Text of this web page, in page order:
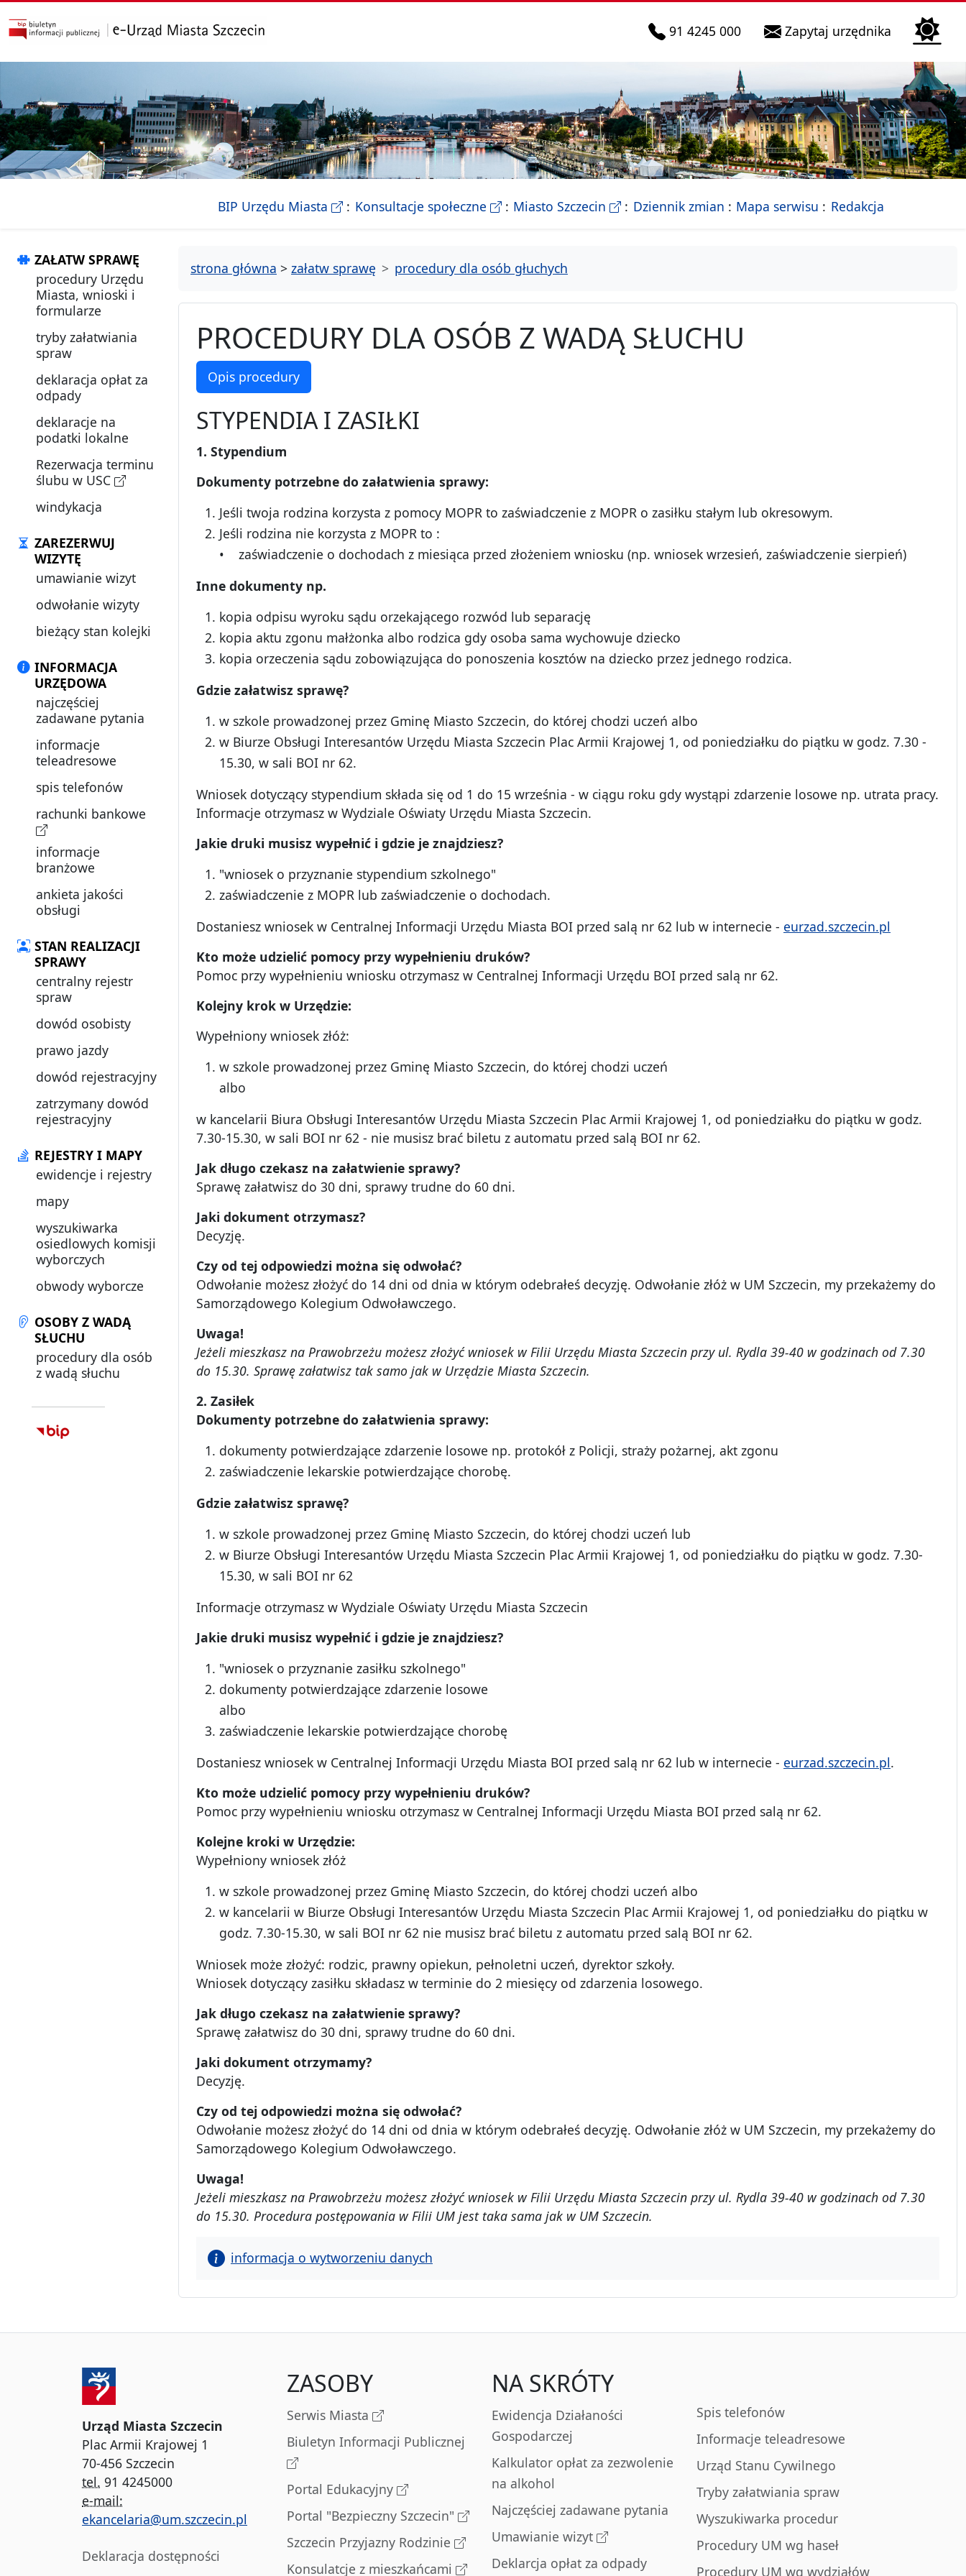
przejdź do głównego menu
telefon do infolinii:
91 4245 000 Zapytaj urzędnika Biura
BIP Urzędu Miasta - Biletyn Informacji Publicznej Urzedu Miasta Szczecin
Konsultacje społeczne- strona konsultacji Miasta Szczecin
Miasto Szczecin - Oficjalna strona Miasta Szczecin
Dziennik zmian Mapa serwisu - drzewko rozdziałów
Redakcja
ZAŁATW SPRAWĘ
procedury Urzędu
Miasta, wnioski i
formularze
tryby załatwiania
spraw
deklaracja opłat za
odpady
deklaracje na
podatki lokalne
Rezerwacja terminu
ślubu w USC
windykacja
ZAREZERWUJ
WIZYTĘ
umawianie wizyt
odwołanie wizyty
bieżący stan kolejki
INFORMACJA
URZĘDOWA
najczęściej
zadawane pytania
informacje
teleadresowe
spis telefonów
rachunki bankowe
informacje
branżowe
ankieta jakości
obsługi
STAN REALIZACJI
SPRAWY
centralny rejestr
spraw
dowód osobisty
prawo jazdy
dowód rejestracyjny
zatrzymany dowód
rejestracyjny
REJESTRY I MAPY
ewidencje i rejestry
mapy
wyszukiwarka
osiedlowych komisji
wyborczych
obwody wyborcze
OSOBY Z WADĄ
SŁUCHU
procedury dla osób
z wadą słuchu
strona główna > załatw sprawę procedury dla osób głuchych
PROCEDURY DLA OSÓB Z WADĄ SŁUCHU
Opis procedury
STYPENDIA I ZASIŁKI
1. Stypendium
Dokumenty potrzebne do załatwienia sprawy:
Jeśli twoja rodzina korzysta z pomocy MOPR to zaświadczenie z MOPR o zasiłku stałym lub okresowym.
Jeśli rodzina nie korzysta z MOPR to :
• zaświadczenie o dochodach z miesiąca przed złożeniem wniosku (np. wniosek wrzesień, zaświadczenie sierpień)
Inne dokumenty np.
kopia odpisu wyroku sądu orzekającego rozwód lub separację
kopia aktu zgonu małżonka albo rodzica gdy osoba sama wychowuje dziecko
kopia orzeczenia sądu zobowiązująca do ponoszenia kosztów na dziecko przez jednego rodzica.
Gdzie załatwisz sprawę?
w szkole prowadzonej przez Gminę Miasto Szczecin, do której chodzi uczeń albo
w Biurze Obsługi Interesantów Urzędu Miasta Szczecin Plac Armii Krajowej 1, od poniedziałku do piątku w godz. 7.30 -
15.30, w sali BOI nr 62.
Wniosek dotyczący stypendium składa się od 1 do 15 września - w ciągu roku gdy wystąpi zdarzenie losowe np. utrata pracy.
Informacje otrzymasz w Wydziale Oświaty Urzędu Miasta Szczecin.
Jakie druki musisz wypełnić i gdzie je znajdziesz?
"wniosek o przyznanie stypendium szkolnego"
zaświadczenie z MOPR lub zaświadczenie o dochodach.
Dostaniesz wniosek w Centralnej Informacji Urzędu Miasta BOI przed salą nr 62 lub w internecie - eurzad.szczecin.pl
Kto może udzielić pomocy przy wypełnieniu druków?
Pomoc przy wypełnieniu wniosku otrzymasz w Centralnej Informacji Urzędu BOI przed salą nr 62.
Kolejny krok w Urzędzie:
Wypełniony wniosek złóż:
w szkole prowadzonej przez Gminę Miasto Szczecin, do której chodzi uczeń
albo
w kancelarii Biura Obsługi Interesantów Urzędu Miasta Szczecin Plac Armii Krajowej 1, od poniedziałku do piątku w godz.
7.30-15.30, w sali BOI nr 62 - nie musisz brać biletu z automatu przed salą BOI nr 62.
Jak długo czekasz na załatwienie sprawy?
Sprawę załatwisz do 30 dni, sprawy trudne do 60 dni.
Jaki dokument otrzymasz?
Decyzję.
Czy od tej odpowiedzi można się odwołać?
Odwołanie możesz złożyć do 14 dni od dnia w którym odebrałeś decyzję. Odwołanie złóż w UM Szczecin, my przekażemy do
Samorządowego Kolegium Odwoławczego.
Uwaga!
Jeżeli mieszkasz na Prawobrzeżu możesz złożyć wniosek w Filii Urzędu Miasta Szczecin przy ul. Rydla 39-40 w godzinach od 7.30
do 15.30. Sprawę załatwisz tak samo jak w Urzędzie Miasta Szczecin.
2. Zasiłek
Dokumenty potrzebne do załatwienia sprawy:
dokumenty potwierdzające zdarzenie losowe np. protokół z Policji, straży pożarnej, akt zgonu
zaświadczenie lekarskie potwierdzające chorobę.
Gdzie załatwisz sprawę?
w szkole prowadzonej przez Gminę Miasto Szczecin, do której chodzi uczeń lub
w Biurze Obsługi Interesantów Urzędu Miasta Szczecin Plac Armii Krajowej 1, od poniedziałku do piątku w godz. 7.30-
15.30, w sali BOI nr 62
Informacje otrzymasz w Wydziale Oświaty Urzędu Miasta Szczecin
Jakie druki musisz wypełnić i gdzie je znajdziesz?
"wniosek o przyznanie zasiłku szkolnego"
dokumenty potwierdzające zdarzenie losowe
albo
zaświadczenie lekarskie potwierdzające chorobę
Dostaniesz wniosek w Centralnej Informacji Urzędu Miasta BOI przed salą nr 62 lub w internecie - eurzad.szczecin.pl.
Kto może udzielić pomocy przy wypełnieniu druków?
Pomoc przy wypełnieniu wniosku otrzymasz w Centralnej Informacji Urzędu Miasta BOI przed salą nr 62.
Kolejne kroki w Urzędzie:
Wypełniony wniosek złóż
w szkole prowadzonej przez Gminę Miasto Szczecin, do której chodzi uczeń albo
w kancelarii w Biurze Obsługi Interesantów Urzędu Miasta Szczecin Plac Armii Krajowej 1, od poniedziałku do piątku w
godz. 7.30-15.30, w sali BOI nr 62 nie musisz brać biletu z automatu przed salą BOI nr 62.
Wniosek może złożyć: rodzic, prawny opiekun, pełnoletni uczeń, dyrektor szkoły.
Wniosek dotyczący zasiłku składasz w terminie do 2 miesięcy od zdarzenia losowego.
Jak długo czekasz na załatwienie sprawy?
Sprawę załatwisz do 30 dni, sprawy trudne do 60 dni.
Jaki dokument otrzymamy?
Decyzję.
Czy od tej odpowiedzi można się odwołać?
Odwołanie możesz złożyć do 14 dni od dnia w którym odebrałeś decyzję. Odwołanie złóż w UM Szczecin, my przekażemy do
Samorządowego Kolegium Odwoławczego.
Uwaga!
Jeżeli mieszkasz na Prawobrzeżu możesz złożyć wniosek w Filii Urzędu Miasta Szczecin przy ul. Rydla 39-40 w godzinach od 7.30
do 15.30. Procedura postępowania w Filii UM jest taka sama jak w UM Szczecin.
informacja o wytworzeniu danych
Urząd Miasta Szczecin
Plac Armii Krajowej 1
70-456 Szczecin
tel. 91 4245000
e-mail:
ekancelaria@um.szczecin.pl
Deklaracja dostępności
ZASOBY
Serwis Miasta
Biuletyn Informacji Publicznej
Portal Edukacyjny
Portal "Bezpieczny Szczecin"
Szczecin Przyjazny Rodzinie
Konsulatcje z mieszkańcami
NA SKRÓTY
Ewidencja Działaności
Gospodarczej
Kalkulator opłat za zezwolenie
na alkohol
Najczęściej zadawane pytania
Umawianie wizyt
Deklarcja opłat za odpady
Spis telefonów
Informacje teleadresowe
Urząd Stanu Cywilnego
Tryby załatwiania spraw
Wyszukiwarka procedur
Procedury UM wg haseł
Procedury UM wg wydziałów